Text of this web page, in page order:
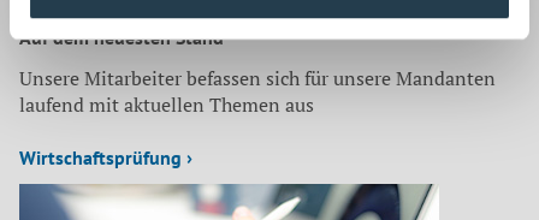
Auf dem neuesten Stand
Unsere Mitarbeiter befassen sich für unsere Mandanten
laufend mit aktuellen Themen aus
Wirtschaftsprüfung ›